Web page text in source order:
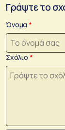
Γράψτε το
Όνομα
Σχόλιο